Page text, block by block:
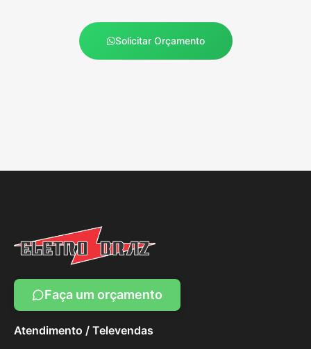
Solicitar Orçamento
Faça um orçamento
Atendimento / Televendas